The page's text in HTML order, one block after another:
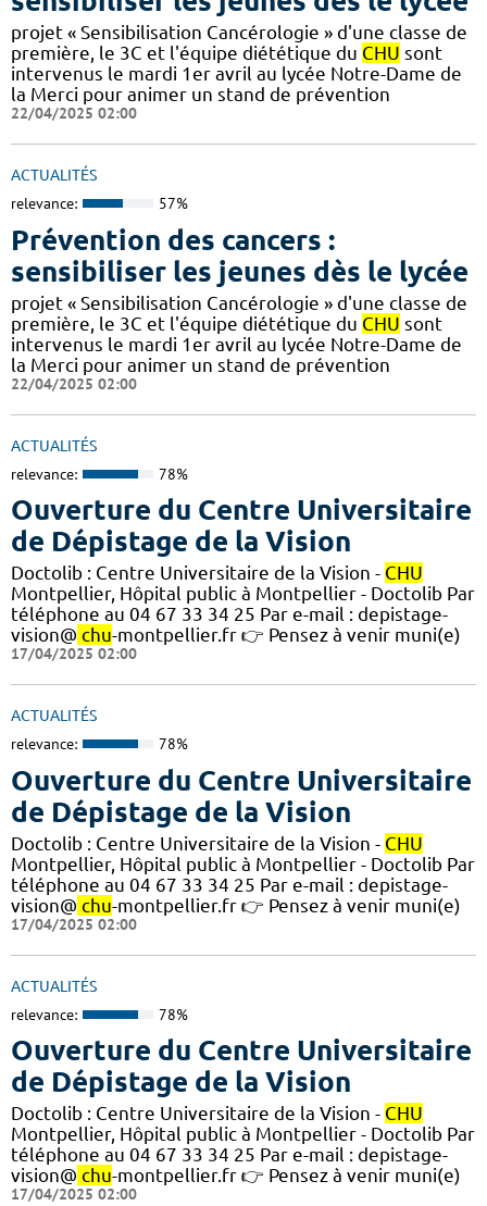
projet « Sensibilisation Cancérologie » d'une classe de
première, le 3C et l'équipe diététique du CHU sont
intervenus le mardi 1er avril au lycée Notre-Dame de
la Merci pour animer un stand de prévention
22/04/2025 02:00
ACTUALITÉS
relevance: 57%
Prévention des cancers :
sensibiliser les jeunes dès le lycée
projet « Sensibilisation Cancérologie » d'une classe de
première, le 3C et l'équipe diététique du CHU sont
intervenus le mardi 1er avril au lycée Notre-Dame de
la Merci pour animer un stand de prévention
22/04/2025 02:00
ACTUALITÉS
relevance: 78%
Ouverture du Centre Universitaire
de Dépistage de la Vision
Doctolib : Centre Universitaire de la Vision - CHU
Montpellier, Hôpital public à Montpellier - Doctolib Par
téléphone au 04 67 33 34 25 Par e-mail : depistage-
vision@ chu-montpellier.fr 👉 Pensez à venir muni(e)
17/04/2025 02:00
ACTUALITÉS
relevance: 78%
Ouverture du Centre Universitaire
de Dépistage de la Vision
Doctolib : Centre Universitaire de la Vision - CHU
Montpellier, Hôpital public à Montpellier - Doctolib Par
téléphone au 04 67 33 34 25 Par e-mail : depistage-
vision@ chu-montpellier.fr 👉 Pensez à venir muni(e)
17/04/2025 02:00
ACTUALITÉS
relevance: 78%
Ouverture du Centre Universitaire
de Dépistage de la Vision
Doctolib : Centre Universitaire de la Vision - CHU
Montpellier, Hôpital public à Montpellier - Doctolib Par
téléphone au 04 67 33 34 25 Par e-mail : depistage-
vision@ chu-montpellier.fr 👉 Pensez à venir muni(e)
17/04/2025 02:00